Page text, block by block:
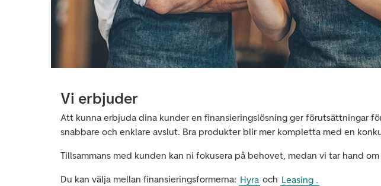
Vi erbjuder
Att kunna erbjuda dina kunder en finansieringslösning ger förutsättningar
snabbare och enklare avslut. Bra produkter blir mer kompletta med en
Tillsammans med kunden kan ni fokusera på behovet, medan vi tar hand
Du kan välja mellan finansieringsformerna: Hyra och Leasing .